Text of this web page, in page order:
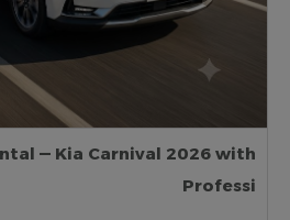
— Kia Carnival 2026 with
Professi